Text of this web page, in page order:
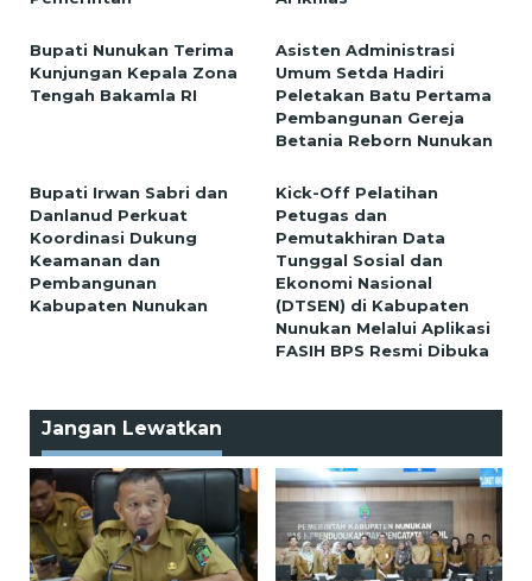
Bupati Nunukan Terima
Kunjungan Kepala Zona
Tengah Bakamla RI
Asisten Administrasi
Umum Setda Hadiri
Peletakan Batu Pertama
Pembangunan Gereja
Betania Reborn Nunukan
Bupati Irwan Sabri dan
Danlanud Perkuat
Koordinasi Dukung
Keamanan dan
Pembangunan
Kabupaten Nunukan
Kick-Off Pelatihan
Petugas dan
Pemutakhiran Data
Tunggal Sosial dan
Ekonomi Nasional
(DTSEN) di Kabupaten
Nunukan Melalui Aplikasi
FASIH BPS Resmi Dibuka
Jangan Lewatkan